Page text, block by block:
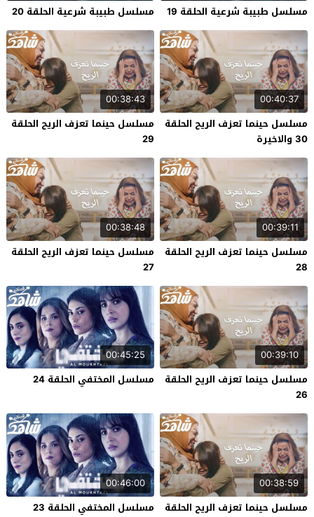
مسلسل طبيبة شرعية الحلقة 19
مسلسل طبيبة شرعية الحلقة 20
00:40:37
مسلسل حينما تعزف الريح الحلقة
30 والاخيرة
00:38:43
مسلسل حينما تعزف الريح الحلقة
29
00:39:11
مسلسل حينما تعزف الريح الحلقة
28
00:38:48
مسلسل حينما تعزف الريح الحلقة
27
00:39:10
مسلسل حينما تعزف الريح الحلقة
26
00:45:25
مسلسل المختفي الحلقة 24
00:38:59
مسلسل حينما تعزف الريح الحلقة
00:46:00
مسلسل المختفي الحلقة 23